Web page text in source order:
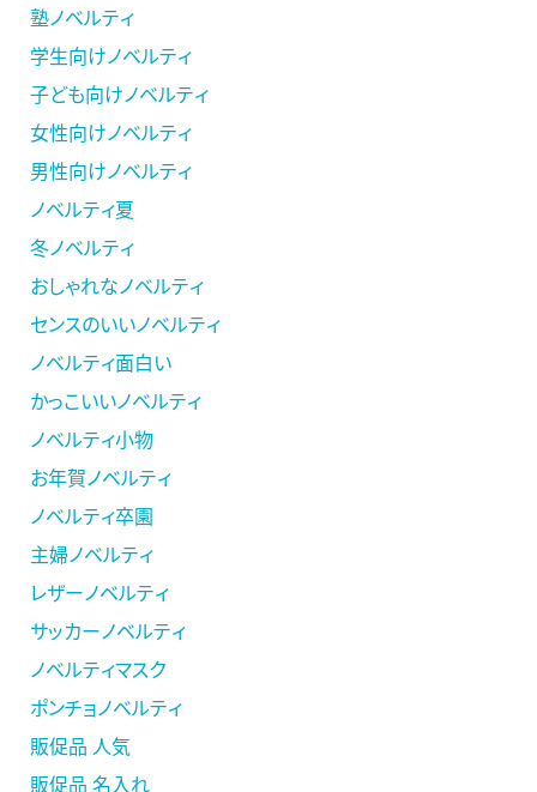
塾ノベルティ
学生向けノベルティ
子ども向けノベルティ
女性向けノベルティ
男性向けノベルティ
ノベルティ夏
冬ノベルティ
おしゃれなノベルティ
センスのいいノベルティ
ノベルティ面白い
かっこいいノベルティ
ノベルティ小物
お年賀ノベルティ
ノベルティ卒園
主婦ノベルティ
レザーノベルティ
サッカーノベルティ
ノベルティマスク
ポンチョノベルティ
販促品 人気
販促品 名入れ